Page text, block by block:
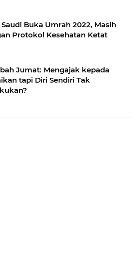
Buka Umrah 2022, Masih
Protokol Kesehatan Ketat
Jumat: Mengajak kepada
tapi Diri Sendiri Tak